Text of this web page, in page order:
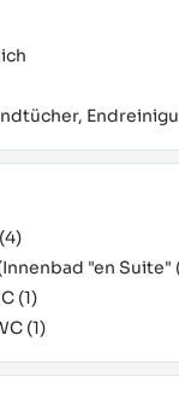
(4)
"en Suite"
(1)
(1)